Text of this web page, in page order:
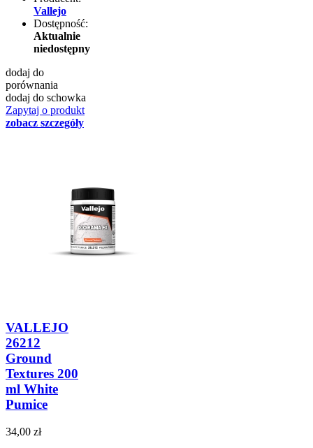
Vallejo
Dostępność:
Aktualnie
niedostępny
dodaj do
porównania
dodaj do schowka
Zapytaj o produkt
zobacz szczegóły
VALLEJO
26212
Ground
Textures 200
ml White
Pumice
34,00 zł